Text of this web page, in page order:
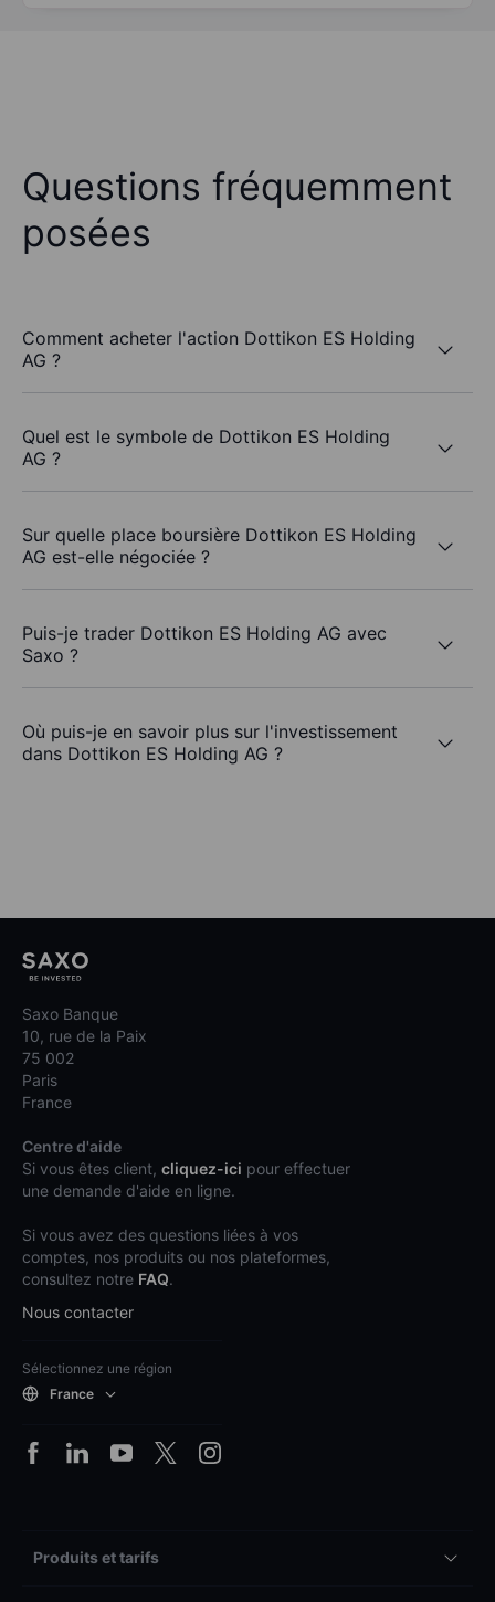
Questions fréquemment
posées
Comment acheter l'action Dottikon ES Holding
AG ?
Quel est le symbole de Dottikon ES Holding
AG ?
Sur quelle place boursière Dottikon ES Holding
AG est-elle négociée ?
Puis-je trader Dottikon ES Holding AG avec
Saxo ?
Où puis-je en savoir plus sur l'investissement
dans Dottikon ES Holding AG ?
Saxo Banque
10, rue de la Paix
75 002
Paris
France
Centre d'aide
Si vous êtes client, cliquez-ici pour effectuer
une demande d'aide en ligne.
Si vous avez des questions liées à vos
comptes, nos produits ou nos plateformes,
consultez notre FAQ.
Nous contacter
Sélectionnez une région
France
Produits et tarifs